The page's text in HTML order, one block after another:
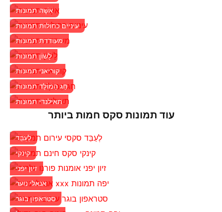
אִשָׁה תמונות
עיניים כחולות תמונות
מעודדת תמונות
לָשׁוֹן תמונות
קוריאני תמונות
חַג הַמוֹלָד תמונות
תאילנדי תמונות
עוד תמונות סקס חמות ביותר
לְעַבֵּד
קינקי
זיון יפני
אנאלי נוער
סטראפון בוגר